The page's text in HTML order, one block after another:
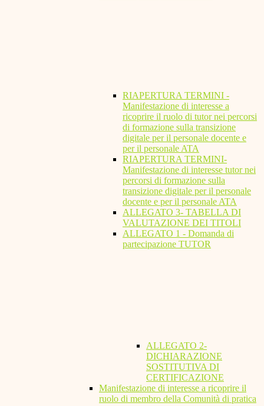
RIAPERTURA TERMINI -
Manifestazione di interesse a
ricoprire il ruolo di tutor nei percorsi
di formazione sulla transizione
digitale per il personale docente e
per il personale ATA
RIAPERTURA TERMINI-
Manifestazione di interesse tutor nei
percorsi di formazione sulla
transizione digitale per il personale
docente e per il personale ATA
ALLEGATO 3- TABELLA DI
VALUTAZIONE DEI TITOLI
ALLEGATO 1 - Domanda di
partecipazione TUTOR
ALLEGATO 2-
DICHIARAZIONE
SOSTITUTIVA DI
CERTIFICAZIONE
Manifestazione di interesse a ricoprire il
ruolo di membro della Comunità di pratica